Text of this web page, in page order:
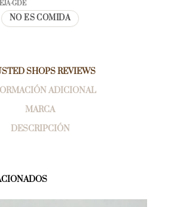
GDE
NO ES COMIDA
SHOPS REVIEWS
ADICIONAL
MARCA
DESCRIPCIÓN